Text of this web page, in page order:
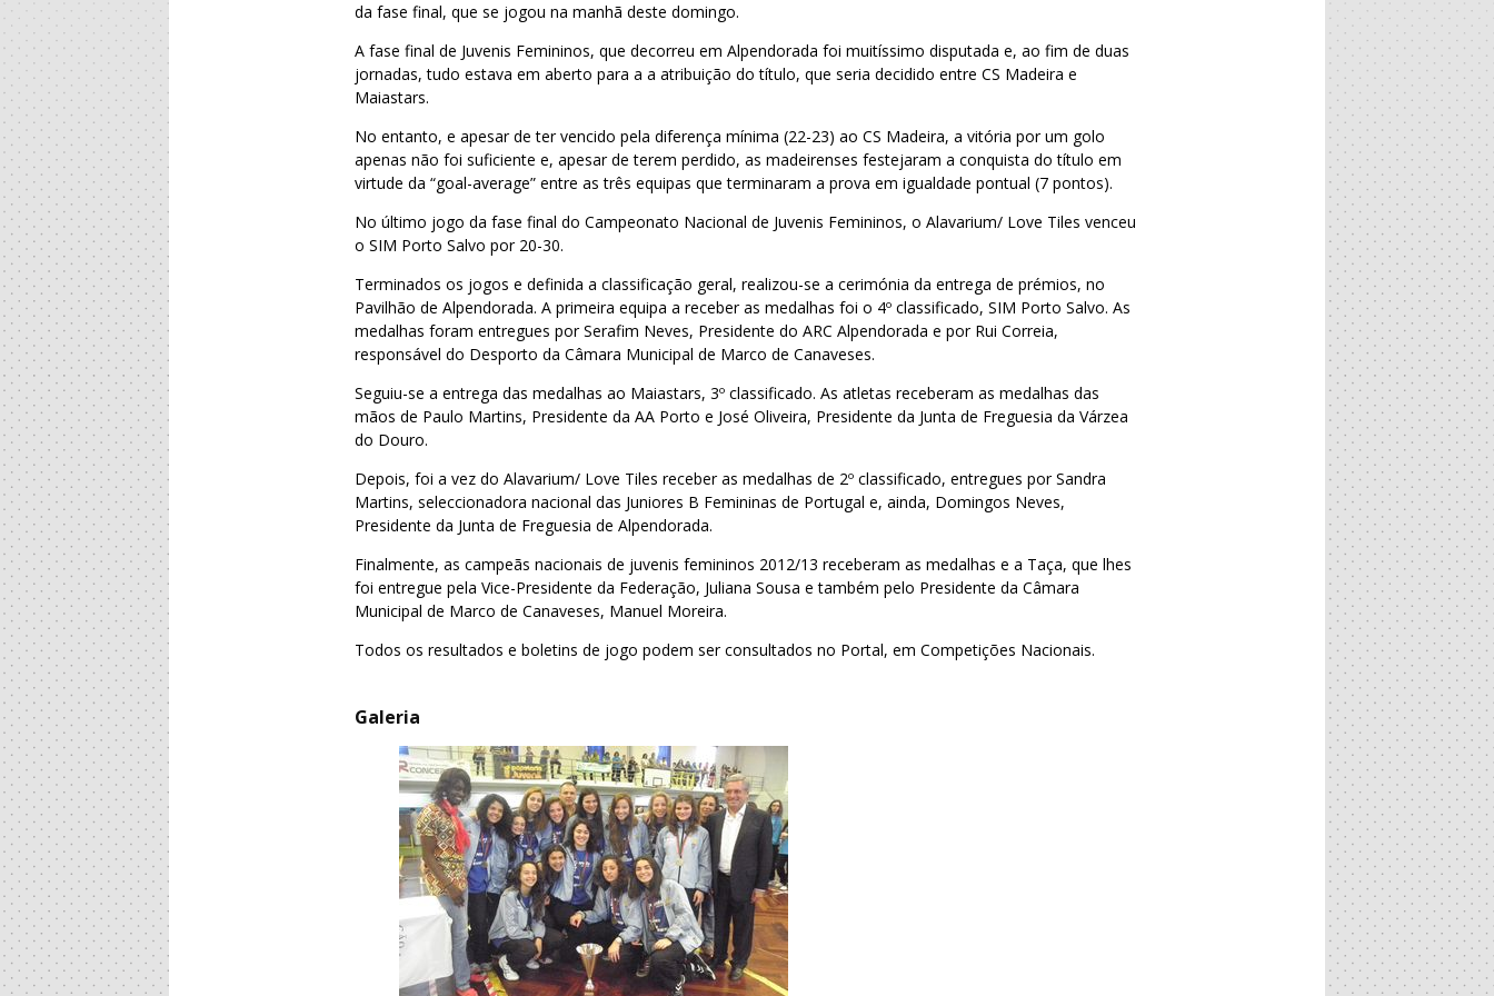
da fase final, que se jogou na manhã deste domingo.
A fase final de Juvenis Femininos, que decorreu em Alpendorada foi muitíssimo disputada e, ao fim de duas
jornadas, tudo estava em aberto para a a atribuição do título, que seria decidido entre CS Madeira e
Maiastars.
No entanto, e apesar de ter vencido pela diferença mínima (22-23) ao CS Madeira, a vitória por um golo
apenas não foi suficiente e, apesar de terem perdido, as madeirenses festejaram a conquista do título em
virtude da “goal-average” entre as três equipas que terminaram a prova em igualdade pontual (7 pontos).
No último jogo da fase final do Campeonato Nacional de Juvenis Femininos, o Alavarium/ Love Tiles venceu
o SIM Porto Salvo por 20-30.
Terminados os jogos e definida a classificação geral, realizou-se a cerimónia da entrega de prémios, no
Pavilhão de Alpendorada. A primeira equipa a receber as medalhas foi o 4º classificado, SIM Porto Salvo. As
medalhas foram entregues por Serafim Neves, Presidente do ARC Alpendorada e por Rui Correia,
responsável do Desporto da Câmara Municipal de Marco de Canaveses.
Seguiu-se a entrega das medalhas ao Maiastars, 3º classificado. As atletas receberam as medalhas das
mãos de Paulo Martins, Presidente da AA Porto e José Oliveira, Presidente da Junta de Freguesia da Várzea
do Douro.
Depois, foi a vez do Alavarium/ Love Tiles receber as medalhas de 2º classificado, entregues por Sandra
Martins, seleccionadora nacional das Juniores B Femininas de Portugal e, ainda, Domingos Neves,
Presidente da Junta de Freguesia de Alpendorada.
Finalmente, as campeãs nacionais de juvenis femininos 2012/13 receberam as medalhas e a Taça, que lhes
foi entregue pela Vice-Presidente da Federação, Juliana Sousa e também pelo Presidente da Câmara
Municipal de Marco de Canaveses, Manuel Moreira.
Todos os resultados e boletins de jogo podem ser consultados no Portal, em Competições Nacionais.
Galeria